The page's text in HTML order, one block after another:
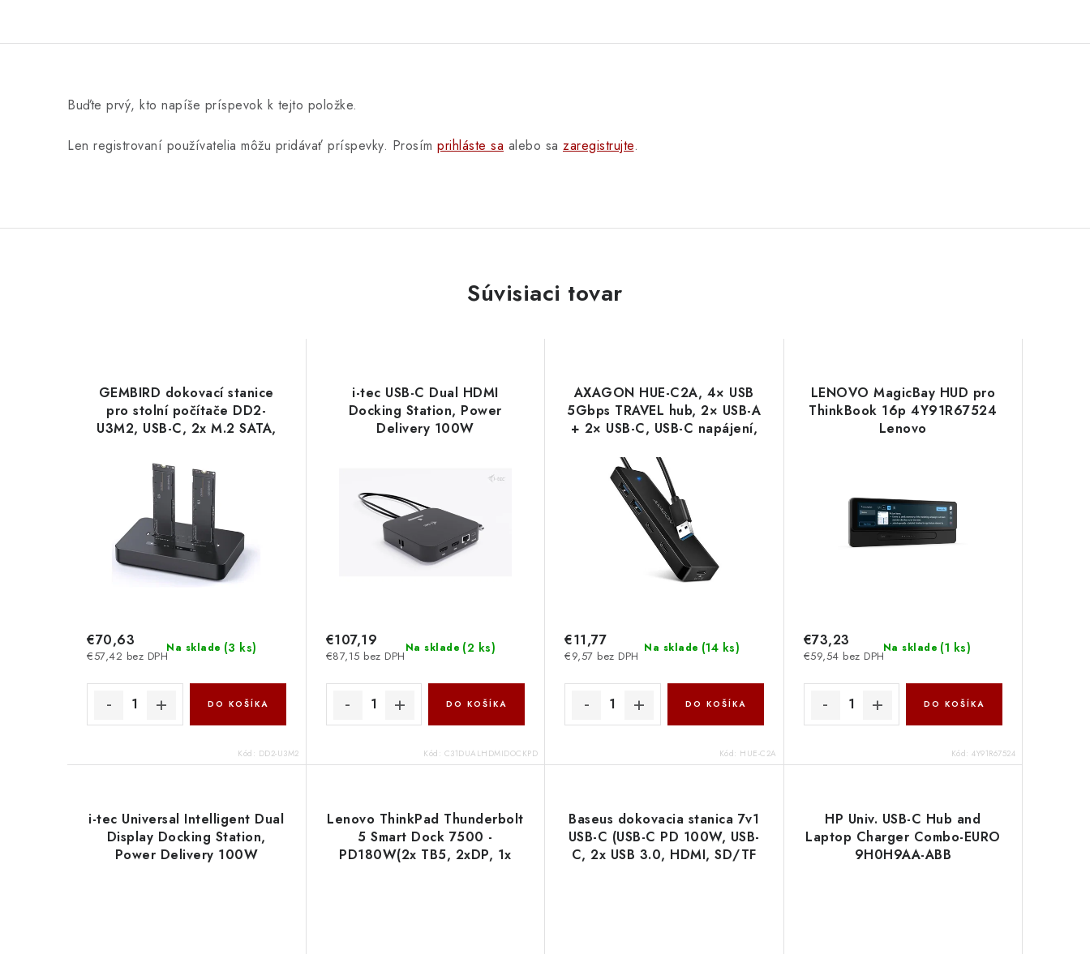
Buďte prvý, kto napíše príspevok k tejto položke.
Len registrovaní používatelia môžu pridávať príspevky. Prosím prihláste sa alebo sa zaregistrujte.
Súvisiaci tovar
GEMBIRD dokovací stanice
pro stolní počítače DD2-
U3M2, USB-C, 2x M.2 SATA,
Na sklade (3 ks)
€57,42 bez DPH
€70,63
DO KOŠÍKA
Kód: DD2-U3M2
i-tec USB-C Dual HDMI
Docking Station, Power
Delivery 100W
Na sklade (2 ks)
€87,15 bez DPH
€107,19
DO KOŠÍKA
Kód: C31DUALHDMIDOCKPD
AXAGON HUE-C2A, 4× USB
5Gbps TRAVEL hub, 2× USB-A
+ 2× USB-C, USB-C napájení,
Na sklade (14 ks)
€9,57 bez DPH
€11,77
DO KOŠÍKA
Kód: HUE-C2A
LENOVO MagicBay HUD pro
ThinkBook 16p 4Y91R67524
Lenovo
Na sklade (1 ks)
€59,54 bez DPH
€73,23
DO KOŠÍKA
Kód: 4Y91R67524
i-tec Universal Intelligent Dual
Display Docking Station,
Power Delivery 100W
Lenovo ThinkPad Thunderbolt
5 Smart Dock 7500 -
PD180W(2x TB5, 2xDP, 1x
Baseus dokovacia stanica 7v1
USB-C (USB-C PD 100W, USB-
C, 2x USB 3.0, HDMI, SD/TF
HP Univ. USB-C Hub and
Laptop Charger Combo-EURO
9H0H9AA-ABB